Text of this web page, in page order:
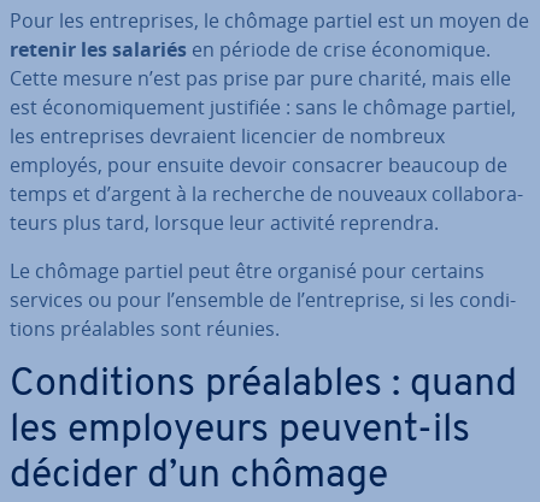
Pour les en­tre­prises, le chômage partiel est un moyen de
retenir les salariés en période de crise éco­no­mique.
Cette mesure n’est pas prise par pure charité, mais elle
est éco­no­mi­que­ment justifiée : sans le chômage partiel,
les en­tre­prises devraient licencier de nombreux
employés, pour ensuite devoir consacrer beaucoup de
temps et d’argent à la recherche de nouveaux col­la­bo­ra­
teurs plus tard, lorsque leur activité reprendra.
Le chômage partiel peut être organisé pour certains
services ou pour l’ensemble de l’en­tre­prise, si les con­di­
tions préa­lables sont réunies.
Con­di­tions préa­lables : quand
les em­ployeurs peuvent-ils
décider d’un chômage